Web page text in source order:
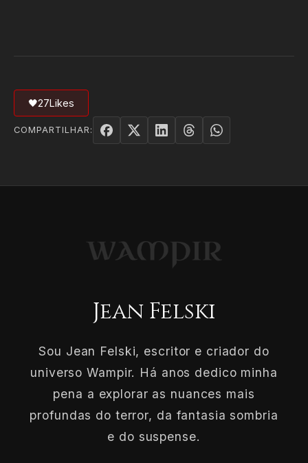
🖤27Likes
COMPARTILHAR:
Jean Felski
Sou Jean Felski, escritor e criador do
universo Wampir. Há anos dedico minha
pena a explorar as nuances mais
profundas do terror, da fantasia sombria
e do suspense.